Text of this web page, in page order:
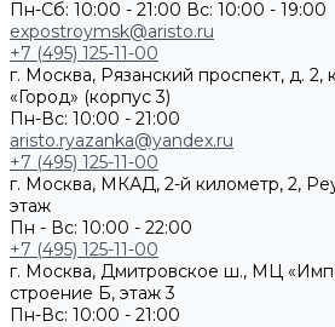
Пн-Сб: 10:00 - 21:00 Вс: 10:00 - 19:00
expostroymsk@aristo.ru
+7 (495) 125-11-00
г. Москва, Рязанский проспект, д. 2,
«Город» (корпус 3)
Пн-Вс: 10:00 - 21:00
aristo.ryazanka@yandex.ru
+7 (495) 125-11-00
г. Москва, МКАД, 2-й километр, 2,
этаж
Пн - Вс: 10:00 - 22:00
+7 (495) 125-11-00
г. Москва, Дмитровское ш., МЦ
строение Б, этаж 3
Пн-Вс: 10:00 - 21:00